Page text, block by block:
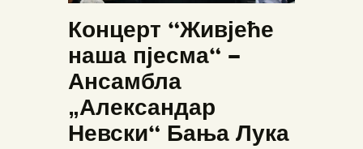
КОНТАКТ
Концерт “Живјеће
наша пјесма“ –
Ансамбла
„Александар
Невски“ Бања Лука